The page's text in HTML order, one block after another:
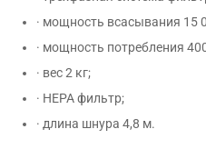
· мощность всасывания 15
· мощность потребления
· вес 2 кг;
· НЕРА фильтр;
· длина шнура 4,8 м.